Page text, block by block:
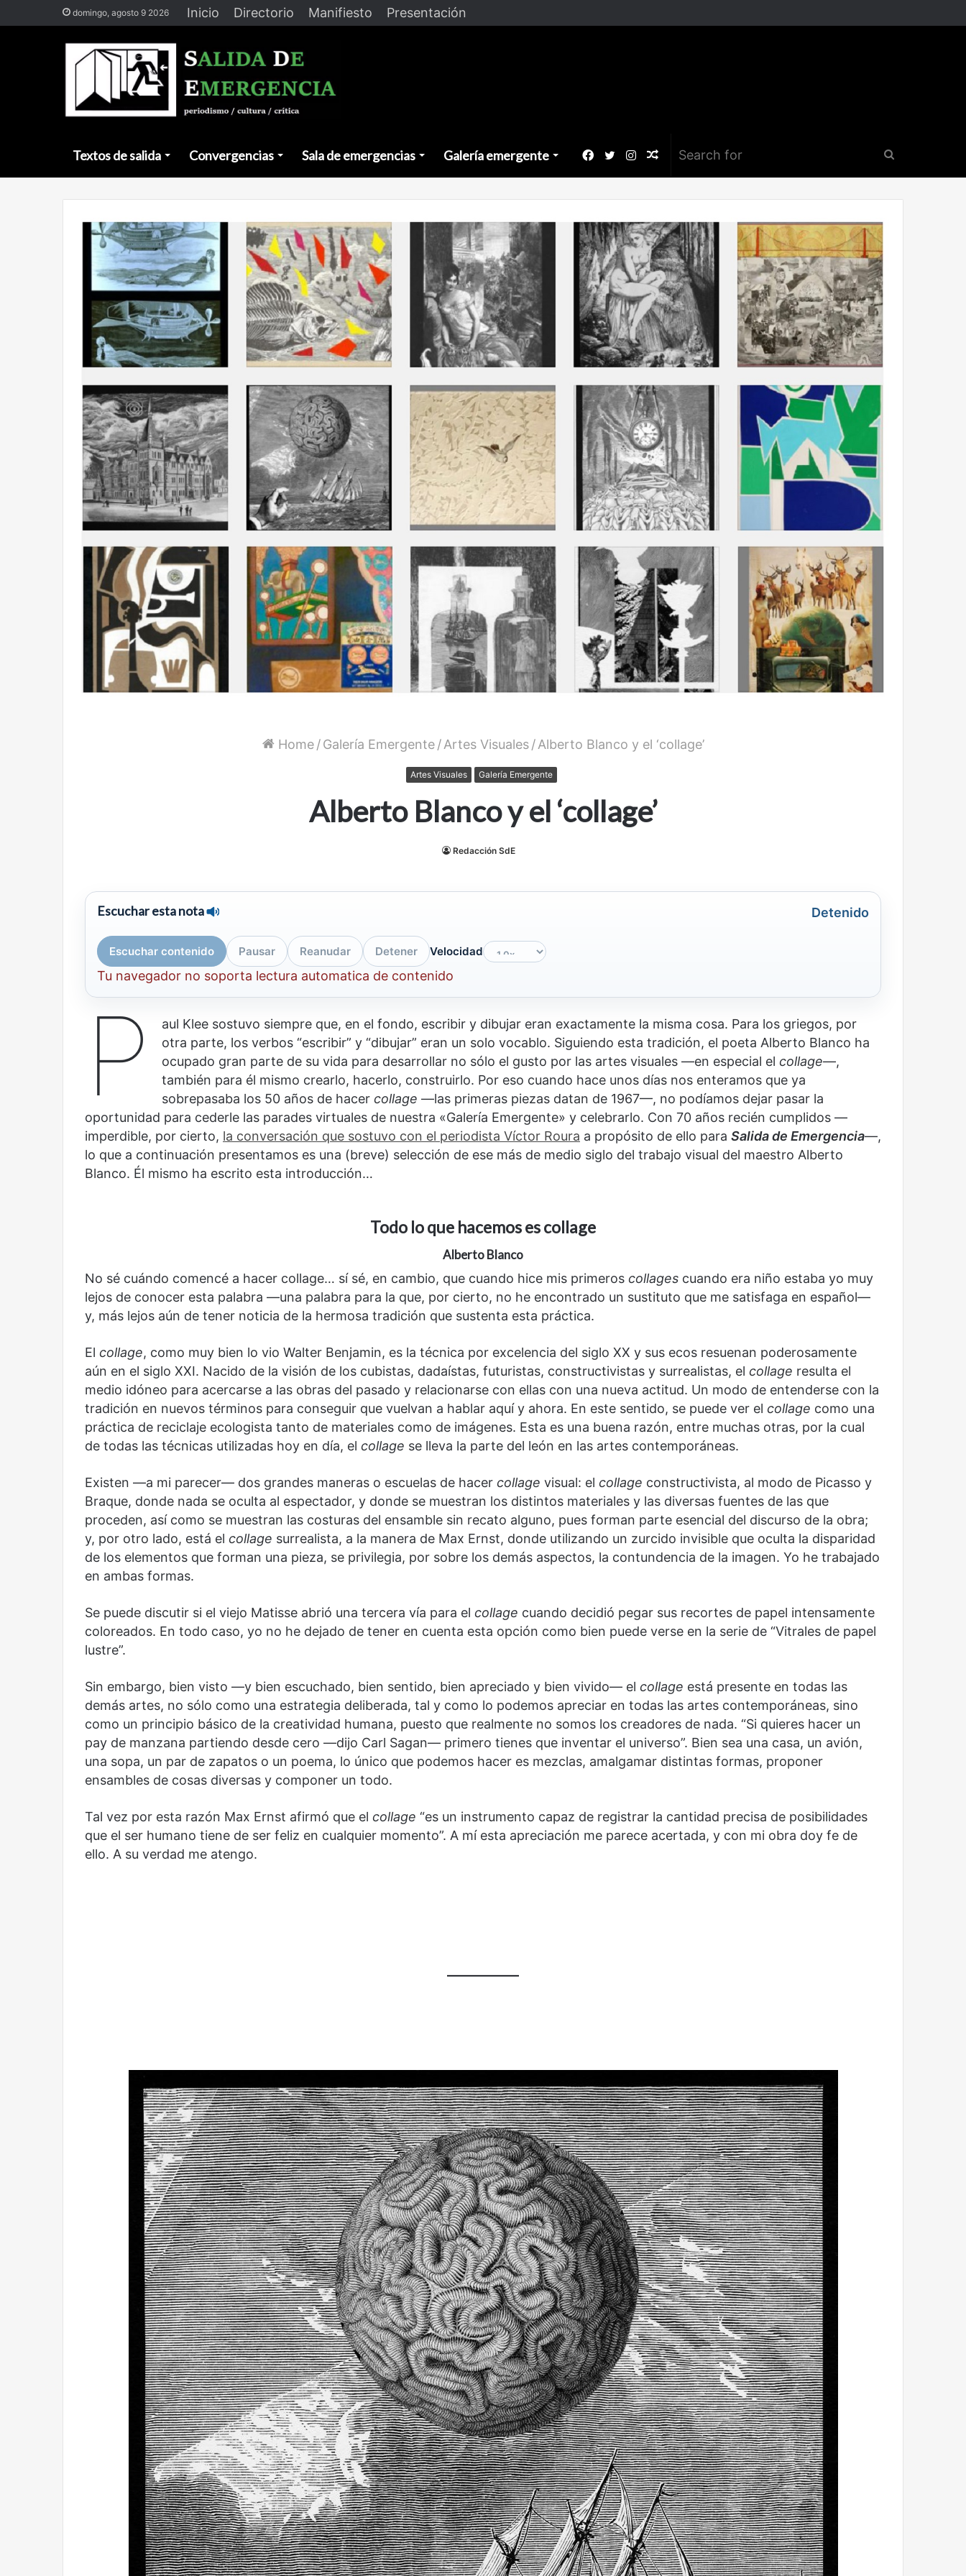
domingo, agosto 9 2026 Inicio Directorio Manifiesto Presentación
Textos de salida Convergencias Sala de emergencias Galería emergente
for
Random
Article
Instagram
Twitter
Facebook
Home / Galería Emergente / Artes Visuales / Alberto Blanco y el ‘collage’
Artes Visuales Galería Emergente
Alberto Blanco y el ‘collage’
Redacción SdE
Escuchar esta nota Detenido
Escuchar contenido Pausar Reanudar Detener Velocidad
Tu navegador no soporta lectura automatica de contenido
P
aul Klee sostuvo siempre que, en el fondo, escribir y dibujar eran exactamente la misma cosa. Para los griegos, por
otra parte, los verbos “escribir” y “dibujar” eran un solo vocablo. Siguiendo esta tradición, el poeta Alberto Blanco ha
ocupado gran parte de su vida para desarrollar no sólo el gusto por las artes visuales —en especial elcollage—,
también para él mismo crearlo, hacerlo, construirlo. Por eso cuando hace unos días nos enteramos que ya
sobrepasaba los 50 años de hacercollage—las primeras piezas datan de 1967—, no podíamos dejar pasar la
oportunidad para cederle las parades virtuales de nuestra «Galería Emergente» y celebrarlo. Con 70 años recién cumplidos —
imperdible, por cierto, la conversación que sostuvo con el periodista Víctor Roura a propósito de ello para Salida de Emergencia—,
lo que a continuación presentamos es una (breve) selección de ese más de medio siglo del trabajo visual del maestro Alberto
Blanco. Él mismo ha escrito esta introducción…
Todo lo que hacemos es collage
Alberto Blanco
No sé cuándo comencé a hacer collage… sí sé, en cambio, que cuando hice mis primeros collages cuando era niño estaba yo muy
lejos de conocer esta palabra —una palabra para la que, por cierto, no he encontrado un sustituto que me satisfaga en español—
y, más lejos aún de tener noticia de la hermosa tradición que sustenta esta práctica.
El collage, como muy bien lo vio Walter Benjamin, es la técnica por excelencia del siglo XX y sus ecos resuenan poderosamente
aún en el siglo XXI. Nacido de la visión de los cubistas, dadaístas, futuristas, constructivistas y surrealistas, el collage resulta el
medio idóneo para acercarse a las obras del pasado y relacionarse con ellas con una nueva actitud. Un modo de entenderse con la
tradición en nuevos términos para conseguir que vuelvan a hablar aquí y ahora. En este sentido, se puede ver el collage como una
práctica de reciclaje ecologista tanto de materiales como de imágenes. Esta es una buena razón, entre muchas otras, por la cual
de todas las técnicas utilizadas hoy en día, el collage se lleva la parte del león en las artes contemporáneas.
Existen —a mi parecer— dos grandes maneras o escuelas de hacer collage visual: el collage constructivista, al modo de Picasso y
Braque, donde nada se oculta al espectador, y donde se muestran los distintos materiales y las diversas fuentes de las que
proceden, así como se muestran las costuras del ensamble sin recato alguno, pues forman parte esencial del discurso de la obra;
y, por otro lado, está el collage surrealista, a la manera de Max Ernst, donde utilizando un zurcido invisible que oculta la disparidad
de los elementos que forman una pieza, se privilegia, por sobre los demás aspectos, la contundencia de la imagen. Yo he trabajado
en ambas formas.
Se puede discutir si el viejo Matisse abrió una tercera vía para el collage cuando decidió pegar sus recortes de papel intensamente
coloreados. En todo caso, yo no he dejado de tener en cuenta esta opción como bien puede verse en la serie de “Vitrales de papel
lustre”.
Sin embargo, bien visto —y bien escuchado, bien sentido, bien apreciado y bien vivido— el collage está presente en todas las
demás artes, no sólo como una estrategia deliberada, tal y como lo podemos apreciar en todas las artes contemporáneas, sino
como un principio básico de la creatividad humana, puesto que realmente no somos los creadores de nada. “Si quieres hacer un
pay de manzana partiendo desde cero —dijo Carl Sagan— primero tienes que inventar el universo”. Bien sea una casa, un avión,
una sopa, un par de zapatos o un poema, lo único que podemos hacer es mezclas, amalgamar distintas formas, proponer
ensambles de cosas diversas y componer un todo.
Tal vez por esta razón Max Ernst afirmó que el collage “es un instrumento capaz de registrar la cantidad precisa de posibilidades
que el ser humano tiene de ser feliz en cualquier momento”. A mí esta apreciación me parece acertada, y con mi obra doy fe de
ello. A su verdad me atengo.